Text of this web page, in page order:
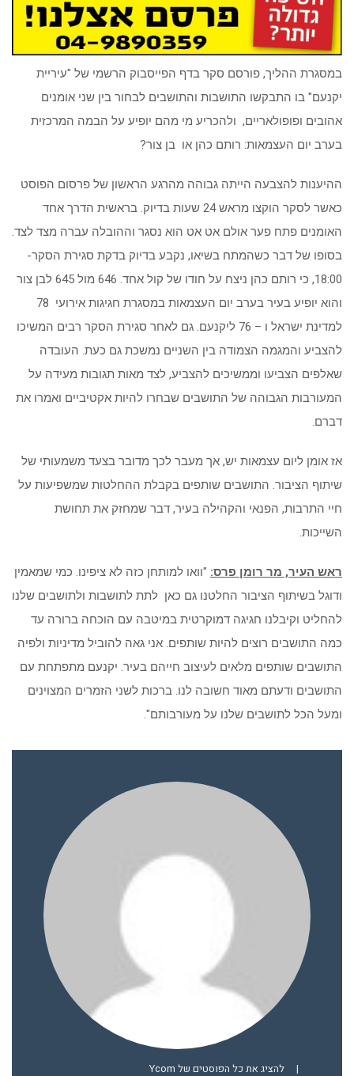
במסגרת ההליך, פורסם סקר בדף הפייסבוק הרשמי של "עיריית
יקנעם" בו התבקשו התושבות והתושבים לבחור בין שני אומנים
אהובים ופופולאריים, ולהכריע מי מהם יופיע על הבמה המרכזית
בערב יום העצמאות: רותם כהן או בן צור?
ההיענות להצבעה הייתה גבוהה מהרגע הראשון של פרסום הפוסט
כאשר לסקר הוקצו מראש 24 שעות בדיוק. בראשית הדרך אחד
האומנים פתח פער אולם אט אט הוא נסגר וההובלה עברה מצד לצד.
בסופו של דבר כשהמתח בשיאו, נקבע בדיוק בדקת סגירת הסקר-
18:00, כי רותם כהן ניצח על חודו של קול אחד. 646 מול 645 לבן צור
והוא יופיע בעיר בערב יום העצמאות במסגרת חגיגות אירועי 78
למדינת ישראל ו – 76 ליקנעם. גם לאחר סגירת הסקר רבים המשיכו
להצביע והמגמה הצמודה בין השניים נמשכת גם כעת. העובדה
שאלפים הצביעו וממשיכים להצביע, לצד מאות תגובות מעידה על
המעורבות הגבוהה של התושבים שבחרו להיות אקטיביים ואמרו את
דברם.
אז אומן ליום עצמאות יש, אך מעבר לכך מדובר בצעד משמעותי של
שיתוף הציבור. התושבים שותפים בקבלת ההחלטות שמשפיעות על
חיי התרבות, הפנאי והקהילה בעיר, דבר שמחזק את תחושת
השייכות.
ראש העיר, מר רומן פרס: "וואו למותחן כזה לא ציפינו. כמי שמאמין
ודוגל בשיתוף הציבור החלטנו גם כאן לתת לתושבות ולתושבים שלנו
להחליט וקיבלנו חגיגה דמוקרטית במיטבה עם הוכחה ברורה עד
כמה התושבים רוצים להיות שותפים. אני גאה להוביל מדיניות ולפיה
התושבים שותפים מלאים לעיצוב חייהם בעיר. יקנעם מתפתחת עם
התושבים ודעתם מאוד חשובה לנו. ברכות לשני הזמרים המצוינים
ומעל הכל לתושבים שלנו על מעורבותם".
| להציג את כל הפוסטים של Ycom